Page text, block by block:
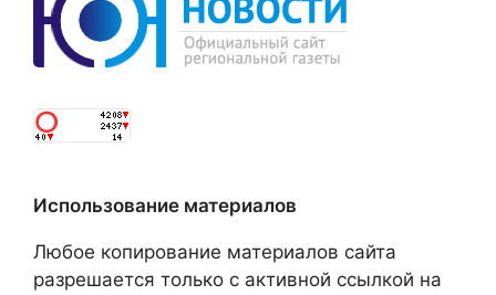
Использование материалов
Любое копирование материалов сайта
разрешается только с активной ссылкой на